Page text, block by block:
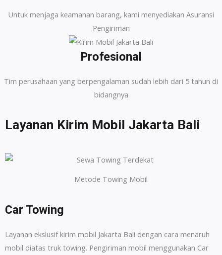
Untuk menjaga keamanan barang, kami menyediakan Asuransi
Pengiriman
Profesional
Tim perusahaan yang berpengalaman sudah lebih dari 5 tahun di
bidangnya
Layanan Kirim Mobil Jakarta Bali
Metode Towing Mobil
Car Towing
Layanan ekslusif kirim mobil Jakarta Bali dengan cara menaruh
mobil diatas truk towing. Pengiriman mobil menggunakan Car